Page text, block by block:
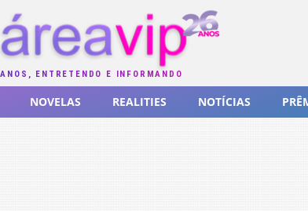
ENTRETENDO E INFORMANDO
NOVELAS REALITIES NOTÍCIAS